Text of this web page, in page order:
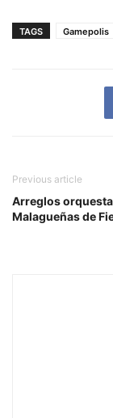
TAGS Gamepolis
Previous article
Arreglos
Malagueñas de